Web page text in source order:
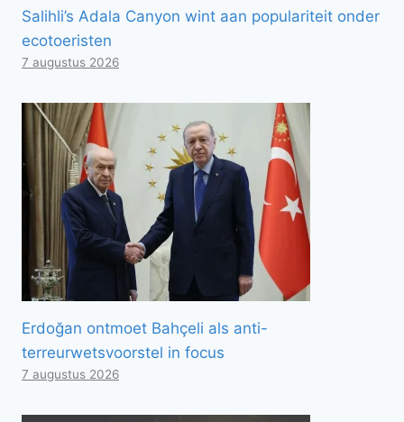
Salihli’s Adala Canyon wint aan populariteit onder
ecotoeristen
7 augustus 2026
Erdoğan ontmoet Bahçeli als anti-
terreurwetsvoorstel in focus
7 augustus 2026